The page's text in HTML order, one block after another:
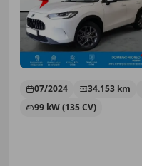
07/2024 34.153 km
99 kW (135 CV)